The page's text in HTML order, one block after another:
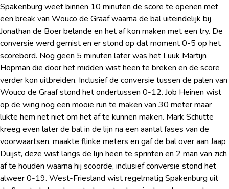
Spakenburg weet binnen 10 minuten de score te openen met
een break van Wouco de Graaf waarna de bal uiteindelijk bij
Jonathan de Boer belande en het af kon maken met een try. De
conversie werd gemist en er stond op dat moment 0-5 op het
scorebord. Nog geen 5 minuten later was het Luuk Martijn
Hopman die door het midden wist heen te breken en de score
verder kon uitbreiden. Inclusief de conversie tussen de palen van
Wouco de Graaf stond het ondertussen 0-12. Job Heinen wist
op de wing nog een mooie run te maken van 30 meter maar
lukte hem net niet om het af te kunnen maken. Mark Schutte
kreeg even later de bal in de lijn na een aantal fases van de
voorwaartsen, maakte flinke meters en gaf de bal over aan Jaap
Duijst, deze wist langs de lijn heen te sprinten en 2 man van zich
af te houden waarna hij scoorde, inclusief conversie stond het
alweer 0-19. West-Friesland wist regelmatig Spakenburg uit